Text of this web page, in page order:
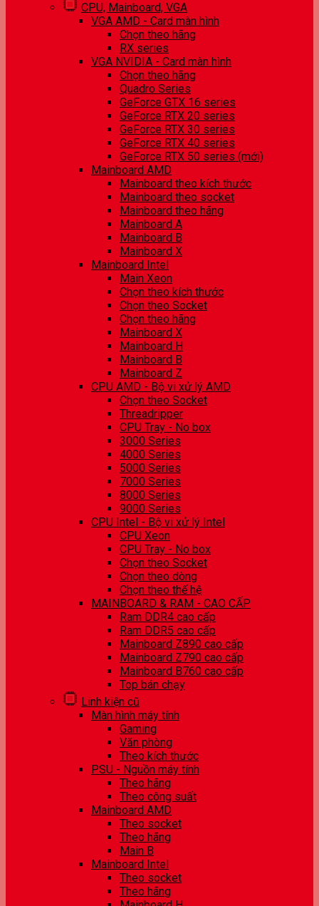
CPU, Mainboard, VGA
VGA AMD - Card màn hình
Chọn theo hãng
RX series
VGA NVIDIA - Card màn hình
Chọn theo hãng
Quadro Series
GeForce GTX 16 series
GeForce RTX 20 series
GeForce RTX 30 series
GeForce RTX 40 series
GeForce RTX 50 series (mới)
Mainboard AMD
Mainboard theo kích thước
Mainboard theo socket
Mainboard theo hãng
Mainboard A
Mainboard B
Mainboard X
Mainboard Intel
Main Xeon
Chọn theo kích thước
Chọn theo Socket
Chọn theo hãng
Mainboard X
Mainboard H
Mainboard B
Mainboard Z
CPU AMD - Bộ vi xử lý AMD
Chọn theo Socket
Threadripper
CPU Tray - No box
3000 Series
4000 Series
5000 Series
7000 Series
8000 Series
9000 Series
CPU Intel - Bộ vi xử lý Intel
CPU Xeon
CPU Tray - No box
Chọn theo Socket
Chọn theo dòng
Chọn theo thế hệ
MAINBOARD & RAM - CAO CẤP
Ram DDR4 cao cấp
Ram DDR5 cao cấp
Mainboard Z890 cao cấp
Mainboard Z790 cao cấp
Mainboard B760 cao cấp
Top bán chạy
Linh kiện cũ
Màn hình máy tính
Gaming
Văn phòng
Theo kích thước
PSU - Nguồn máy tính
Theo hãng
Theo công suất
Mainboard AMD
Theo socket
Theo hãng
Main B
Mainboard Intel
Theo socket
Theo hãng